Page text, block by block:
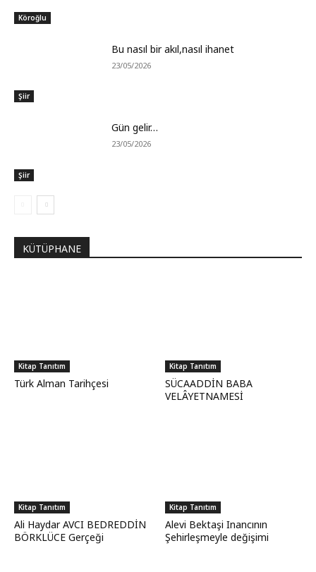
Köroğlu
Şiir
Bu nasıl bir akıl,nasıl ihanet
23/05/2026
Şiir
Gün gelir…
23/05/2026
KÜTÜPHANE
Kitap Tanıtım
Türk Alman Tarihçesi
Kitap Tanıtım
SÜCAADDİN BABA
VELÂYETNAMESİ
Kitap Tanıtım
Ali Haydar AVCI BEDREDDİN
BÖRKLÜCE Gerçeği
Kitap Tanıtım
Alevi Bektaşi Inancının
Şehirleşmeyle değişimi